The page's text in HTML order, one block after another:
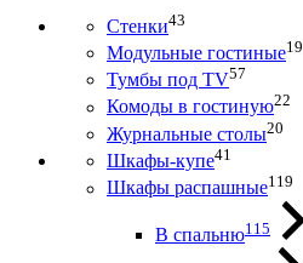
Стенки43
Модульные гостиные19
Тумбы под ТV57
Комоды в гостиную22
Журнальные столы20
Шкафы-купе41
Шкафы распашные119
В спальню115